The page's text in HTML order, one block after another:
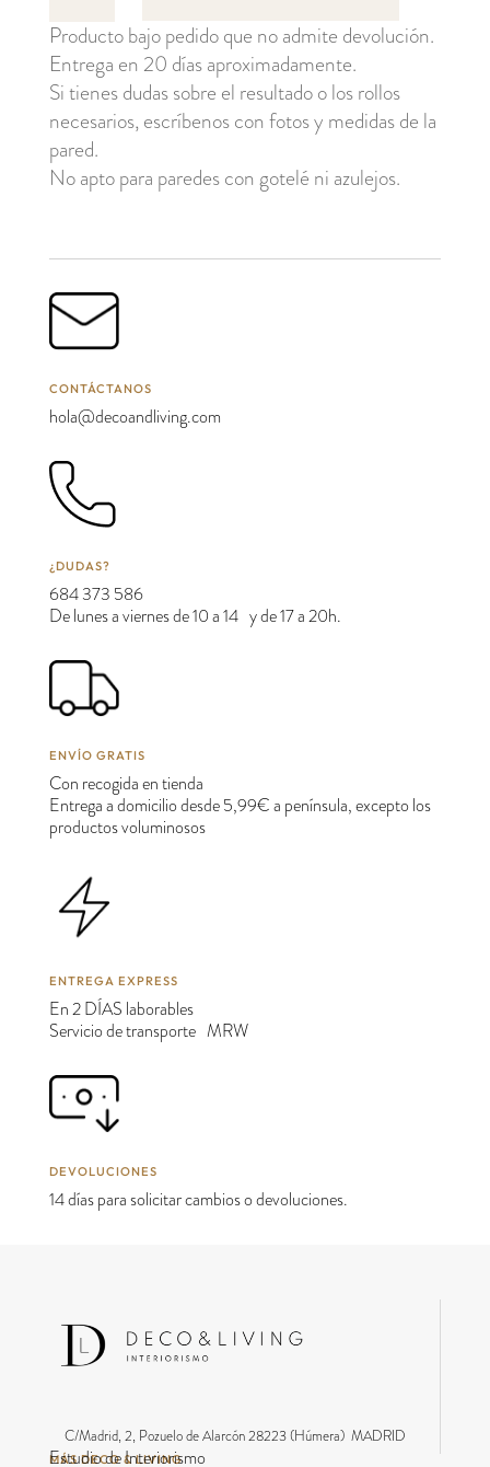
Producto bajo pedido que no admite devolución.
Entrega en 20 días aproximadamente.
Si tienes dudas sobre el resultado o los rollos
necesarios, escríbenos con fotos y medidas de la
pared.
No apto para paredes con gotelé ni azulejos.
CONTÁCTANOS
hola@decoandliving.com
¿DUDAS?
684 373 586
De lunes a viernes de 10 a 14 y de 17 a 20h.
ENVÍO GRATIS
Con recogida en tienda
Entrega a domicilio desde 5,99€ a península, excepto los
productos voluminosos
ENTREGA EXPRESS
En 2 DÍAS laborables
Servicio de transporte MRW
DEVOLUCIONES
14 días para solicitar cambios o devoluciones.
C/Madrid, 2, Pozuelo de Alarcón 28223 (Húmera) MADRID
MÁS DECO & LIVING
Estudio de Interiorismo